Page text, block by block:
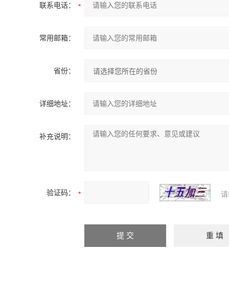
联系电话：
常用邮箱：
省份：
详细地址：
补充说明：
验证码：